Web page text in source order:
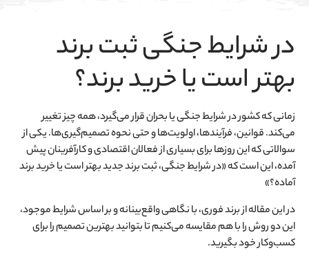
در شرایط جنگی ثبت برند
بهتر است یا خرید برند؟
زمانی که کشور در شرایط جنگی یا بحران قرار می‌گیرد، همه چیز تغییر
می‌کند. قوانین، فرآیندها، اولویت‌ها و حتی نحوه تصمیم‌گیری‌ها. یکی از
سوالاتی که این روزها برای بسیاری از فعالان اقتصادی و کارآفرینان پیش
آمده، این است که «در شرایط جنگی، ثبت برند جدید بهتر است یا خرید برند
آماده؟»
در این مقاله از برند فوری، با نگاهی واقع‌بینانه و بر اساس شرایط موجود،
این دو روش را با هم مقایسه می‌کنیم تا بتوانید بهترین تصمیم را برای
کسب‌وکار خود بگیرید.